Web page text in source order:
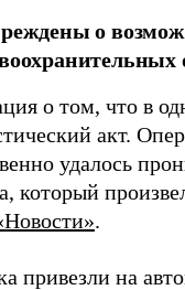
о
о том, что в
акт.
удалось
который
.
привезли на